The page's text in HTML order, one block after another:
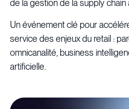
de la gestion de la supply chain
Un événement clé pour
service des enjeux du retail :
omnicanalité, business
artificielle.